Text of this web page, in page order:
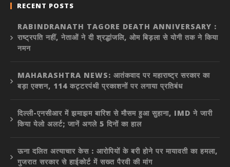
RECENT POSTS
RABINDRANATH TAGORE DEATH ANNIVERSARY :
राष्ट्रपति नहीं, नेताओं ने दी श्रद्धांजलि, ओम बिड़ला से योगी तक ने किया
नमन
MAHARASHTRA NEWS: आतंकवाद पर महाराष्ट्र सरकार का
बड़ा एक्शन, 114 कट्टरपंथी प्रकाशनों पर लगाया प्रतिबंध
दिल्ली-एनसीआर में झमाझम बारिश से मौसम हुआ सुहाना, IMD ने जारी
किया येलो अलर्ट; जानें अगले 5 दिनों का हाल
ऊना दलित अत्याचार केस : आरोपियों के बरी होने पर मायावती का हमला,
गुजरात सरकार से हाईकोर्ट में सख्त पैरवी की मांग